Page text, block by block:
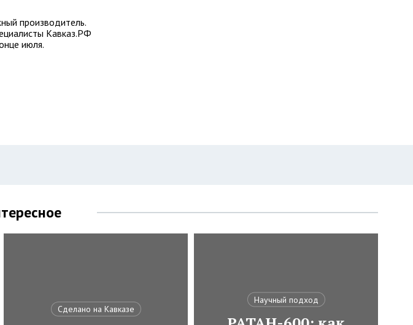
производитель.
Кавказ.РФ
июля.
Сделано на Кавказе
Научный подход